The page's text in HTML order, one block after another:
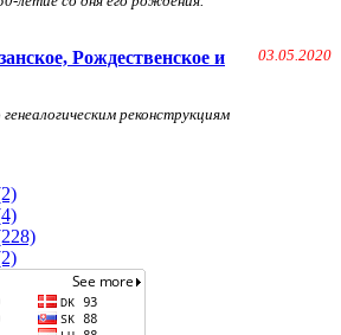
03.05.2020
Рождественское и
реконструкциям